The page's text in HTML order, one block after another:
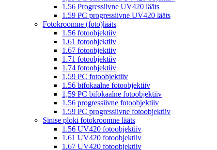
1.56 Progressiivne UV420 lääts
1.59 PC progressiivne UV420 lääts
Fotokroomne (foto)lääts
1.56 fotoobjektiiv
1.61 fotoobjektiiv
1.67 fotoobjektiiv
1.71 fotoobjektiiv
1.74 fotoobjektiiv
1,59 PC fotoobjektiiv
1.56 bifokaalne fotoobjektiiv
1,59 PC bifokaalne fotoobjektiiv
1.56 progressiivne fotoobjektiiv
1.59 PC progressiivne fotoobjektiiv
Sinise ploki fotokroomne lääts
1.56 UV420 fotoobjektiiv
1.61 UV420 fotoobjektiiv
1.67 UV420 fotoobjektiiv